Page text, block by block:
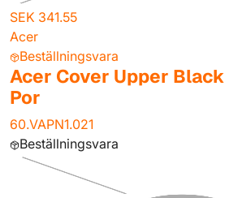
SEK 341.55
Acer
Beställningsvara
Acer Cover Upper
Por
60.VAPN1.021
Beställningsvara